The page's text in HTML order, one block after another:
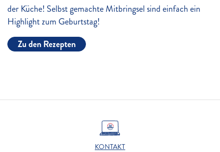
der Küche! Selbst gemachte Mitbringsel sind einfach ein
Highlight zum Geburtstag!
Zu den Rezepten
KONTAKT